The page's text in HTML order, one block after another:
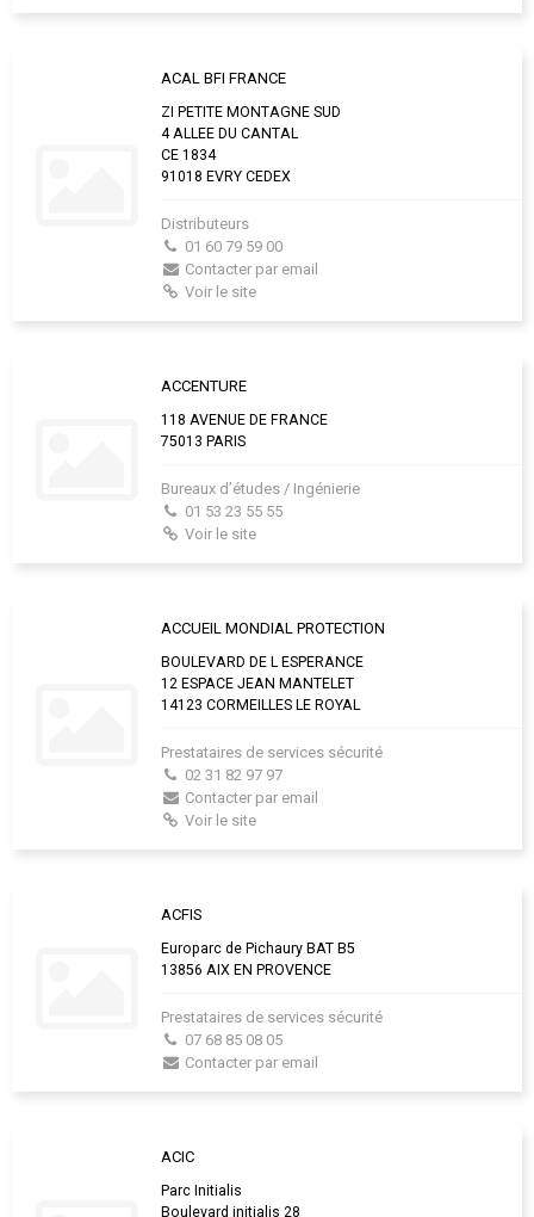
ACAL BFI FRANCE
ZI PETITE MONTAGNE SUD
4 ALLEE DU CANTAL
CE 1834
91018 EVRY CEDEX
Distributeurs
01 60 79 59 00
Contacter par email
Voir le site
ACCENTURE
118 AVENUE DE FRANCE
75013 PARIS
Bureaux d’études / Ingénierie
01 53 23 55 55
Voir le site
ACCUEIL MONDIAL PROTECTION
BOULEVARD DE L ESPERANCE
12 ESPACE JEAN MANTELET
14123 CORMEILLES LE ROYAL
Prestataires de services sécurité
02 31 82 97 97
Contacter par email
Voir le site
ACFIS
Europarc de Pichaury BAT B5
13856 AIX EN PROVENCE
Prestataires de services sécurité
07 68 85 08 05
Contacter par email
ACIC
Parc Initialis
Boulevard initialis 28